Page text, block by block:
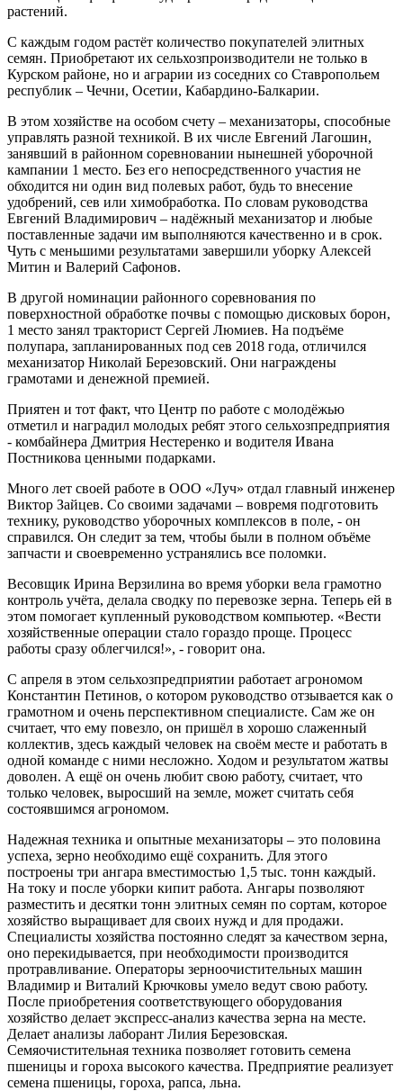
растений.
С каждым годом растёт количество покупателей элитных
семян. Приобретают их сельхозпроизводители не только в
Курском районе, но и аграрии из соседних со Ставропольем
республик – Чечни, Осетии, Кабардино-Балкарии.
В этом хозяйстве на особом счету – механизаторы, способные
управлять разной техникой. В их числе Евгений Лагошин,
занявший в районном соревновании нынешней уборочной
кампании 1 место. Без его непосредственного участия не
обходится ни один вид полевых работ, будь то внесение
удобрений, сев или химобработка. По словам руководства
Евгений Владимирович – надёжный механизатор и любые
поставленные задачи им выполняются качественно и в срок.
Чуть с меньшими результатами завершили уборку Алексей
Митин и Валерий Сафонов.
В другой номинации районного соревнования по
поверхностной обработке почвы с помощью дисковых борон,
1 место занял тракторист Сергей Люмиев. На подъёме
полупара, запланированных под сев 2018 года, отличился
механизатор Николай Березовский. Они награждены
грамотами и денежной премией.
Приятен и тот факт, что Центр по работе с молодёжью
отметил и наградил молодых ребят этого сельхозпредприятия
- комбайнера Дмитрия Нестеренко и водителя Ивана
Постникова ценными подарками.
Много лет своей работе в ООО «Луч» отдал главный инженер
Виктор Зайцев. Со своими задачами – вовремя подготовить
технику, руководство уборочных комплексов в поле, - он
справился. Он следит за тем, чтобы были в полном объёме
запчасти и своевременно устранялись все поломки.
Весовщик Ирина Верзилина во время уборки вела грамотно
контроль учёта, делала сводку по перевозке зерна. Теперь ей в
этом помогает купленный руководством компьютер. «Вести
хозяйственные операции стало гораздо проще. Процесс
работы сразу облегчился!», - говорит она.
С апреля в этом сельхозпредприятии работает агрономом
Константин Петинов, о котором руководство отзывается как о
грамотном и очень перспективном специалисте. Сам же он
считает, что ему повезло, он пришёл в хорошо слаженный
коллектив, здесь каждый человек на своём месте и работать в
одной команде с ними несложно. Ходом и результатом жатвы
доволен. А ещё он очень любит свою работу, считает, что
только человек, выросший на земле, может считать себя
состоявшимся агрономом.
Надежная техника и опытные механизаторы – это половина
успеха, зерно необходимо ещё сохранить. Для этого
построены три ангара вместимостью 1,5 тыс. тонн каждый.
На току и после уборки кипит работа. Ангары позволяют
разместить и десятки тонн элитных семян по сортам, которое
хозяйство выращивает для своих нужд и для продажи.
Специалисты хозяйства постоянно следят за качеством зерна,
оно перекидывается, при необходимости производится
протравливание. Операторы зерноочистительных машин
Владимир и Виталий Крючковы умело ведут свою работу.
После приобретения соответствующего оборудования
хозяйство делает экспресс-анализ качества зерна на месте.
Делает анализы лаборант Лилия Березовская.
Семяочистительная техника позволяет готовить семена
пшеницы и гороха высокого качества. Предприятие реализует
семена пшеницы, гороха, рапса, льна.